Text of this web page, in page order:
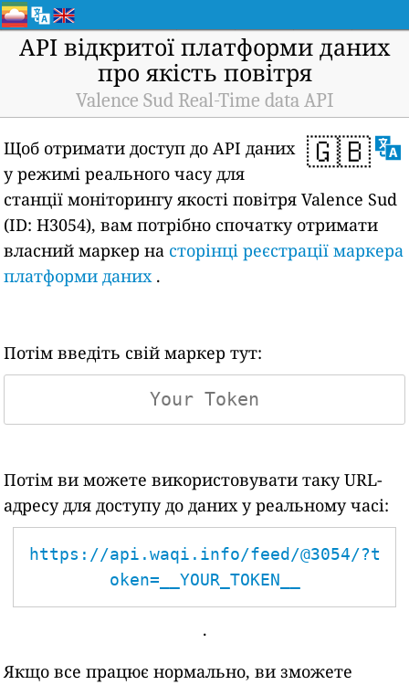
API відкритої платформи даних
про якість повітря
Valence Sud Real-Time data API
🇬🇧
Щоб отримати доступ до API даних
у режимі реального часу для
станції моніторингу якості повітря Valence Sud
(ID: H3054), вам потрібно спочатку отримати
власний маркер на сторінці реєстрації маркера
платформи даних.
Потім введіть свій маркер тут:
Потім ви можете використовувати таку URL-
адресу для доступу до даних у реальному часі:
https://api.waqi.info/feed/@3054/?t
oken=__YOUR_TOKEN__
.
Якщо все працює нормально, ви зможете